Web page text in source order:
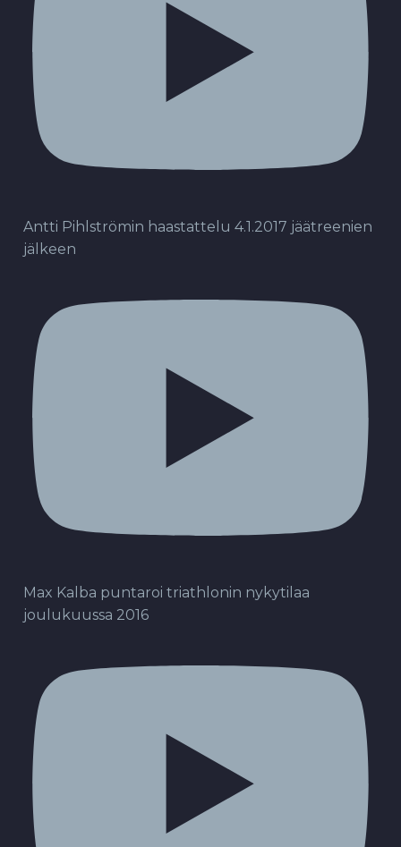
Antti Pihlströmin haastattelu 4.1.2017 jäätreenien
jälkeen
Max Kalba puntaroi triathlonin nykytilaa
joulukuussa 2016